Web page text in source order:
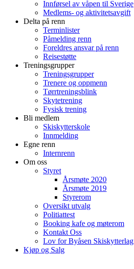
Innførsel av våpen til Sverige
Medlems- og aktivitetsavgift
Delta på renn
Terminlister
Påmelding renn
Foreldres ansvar på renn
Reisestøtte
Treningsgrupper
Treningsgrupper
Trenere og oppmenn
Tørrtreningsblink
Skytetrening
Fysisk trening
Bli medlem
Skiskytterskole
Innmelding
Egne renn
Internrenn
Om oss
Styret
Årsmøte 2020
Årsmøte 2019
Styrerom
Oversikt utvalg
Politiattest
Booking kafe og møterom
Kontakt Oss
Lov for Byåsen Skiskytterlag
Kjøp og Salg